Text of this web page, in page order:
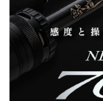
OFFICIAL FAN
CUSTOMER